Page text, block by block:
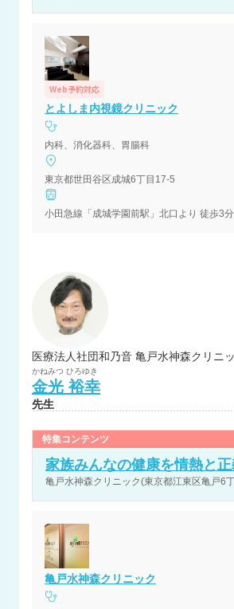
Web予約対応
とよしま内視鏡クリニック
内科、消化器科、胃腸科
東京都世田谷区成城6丁目17-5
小田急線「成城学園前駅」北口より 徒歩3分
医療法人社団和乃音 亀戸水神森クリニ
かねみつ ひろゆき
金光 裕幸
先生
特集コンテンツ
家族みんなの健康を情熱と
亀戸水神森クリニック(東京都江東区亀戸6
亀戸水神森クリニック